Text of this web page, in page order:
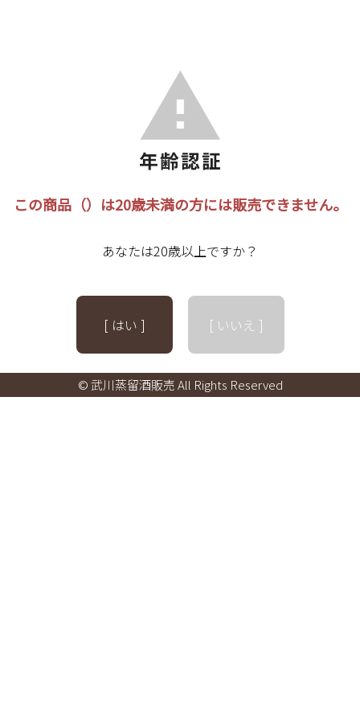
この商品（）は20歳未満の方には販売できません。
あなたは20歳以上ですか？
[ はい ] [ いいえ ]
© 武川蒸留酒販売 All Rights Reserved